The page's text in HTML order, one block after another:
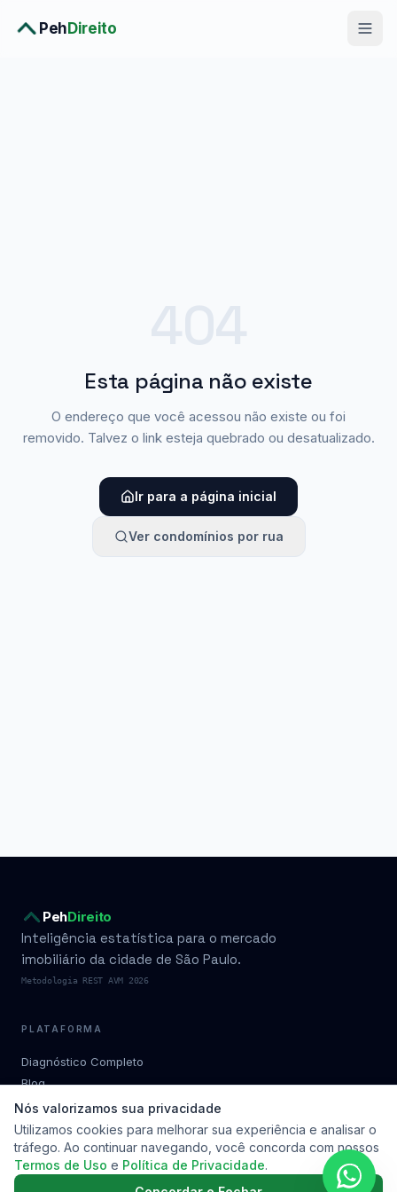
PehDireito
Esta página não existe
O endereço que você acessou não existe ou foi
removido. Talvez o link esteja quebrado ou desatualizado.
Ir para a página inicial
Ver condomínios por rua
PehDireito
Inteligência estatística para o mercado
imobiliário da cidade de São Paulo.
Metodologia REST AVM 2026
PLATAFORMA
Diagnóstico Completo
Blog
Condomínios por bairro
Planos
Metodologia
Soluções
Nós valorizamos sua privacidade
Utilizamos cookies para melhorar sua experiência e analisar o
tráfego. Ao continuar navegando, você concorda com nossos
Termos de Uso e Política de Privacidade.